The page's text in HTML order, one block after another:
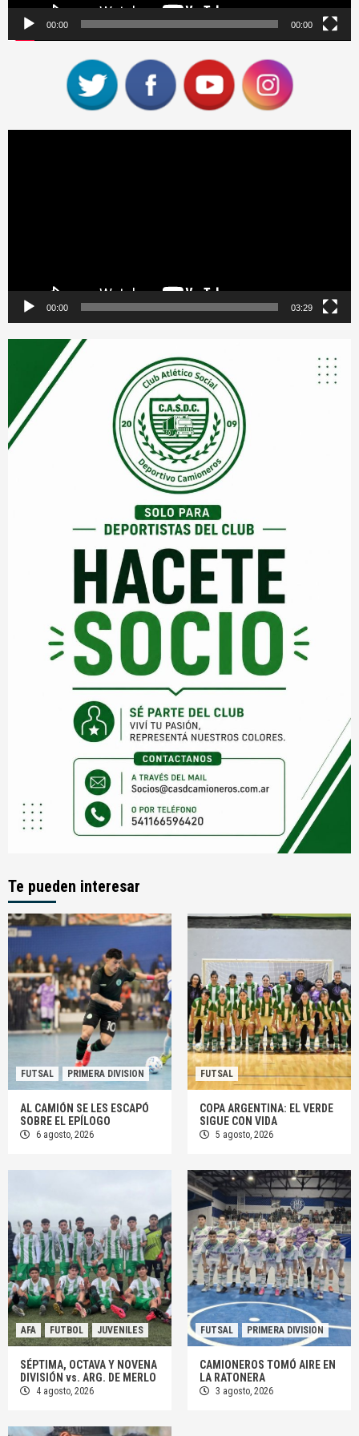
00:00 00:00
00:00 03:29
Te pueden interesar
FUTSAL PRIMERA DIVISION
AL CAMIÓN SE LES ESCAPÓ
SOBRE EL EPÍLOGO
6 agosto, 2026
FUTSAL
COPA ARGENTINA: EL VERDE
SIGUE CON VIDA
5 agosto, 2026
AFA FUTBOL JUVENILES
SÉPTIMA, OCTAVA Y NOVENA
DIVISIÓN vs. ARG. DE MERLO
4 agosto, 2026
FUTSAL PRIMERA DIVISION
CAMIONEROS TOMÓ AIRE EN
LA RATONERA
3 agosto, 2026